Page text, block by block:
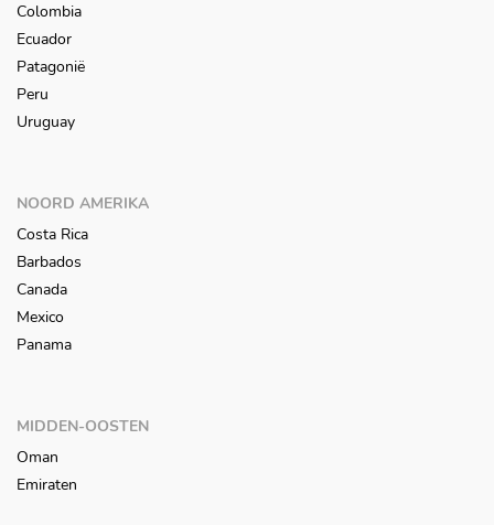
Colombia
Ecuador
Patagonië
Peru
Uruguay
NOORD AMERIKA
Costa Rica
Barbados
Canada
Mexico
Panama
MIDDEN-OOSTEN
Oman
Emiraten